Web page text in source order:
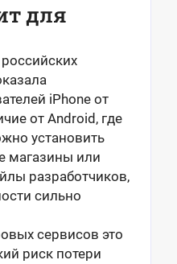
для
iPhone от
от Android, где
установить
магазины или
разработчиков,
сильно
сервисов это
риск потери